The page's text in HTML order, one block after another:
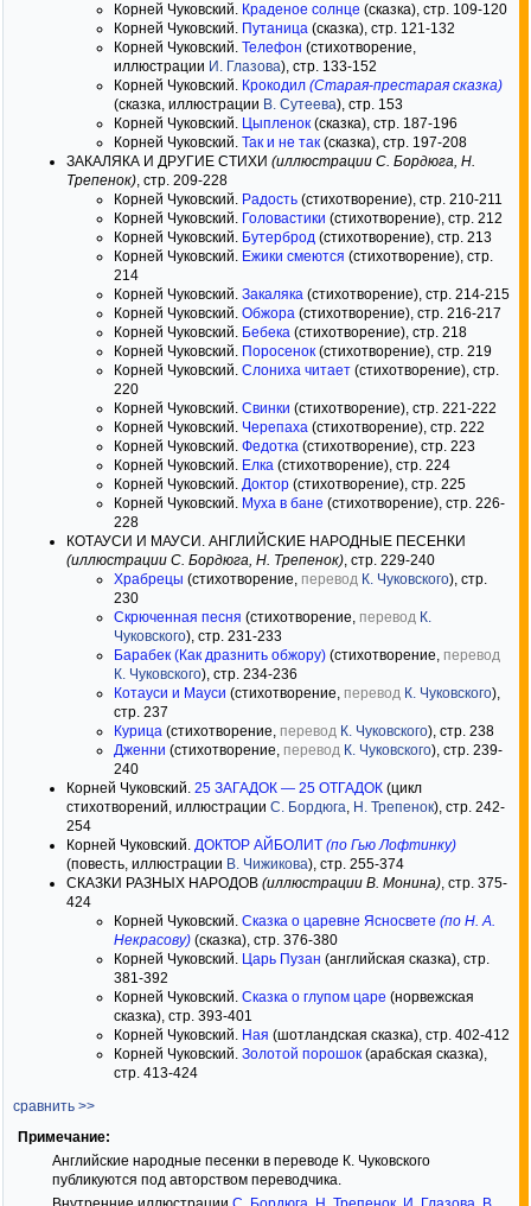
Корней Чуковский. Краденое солнце (сказка), стр. 109-120
Корней Чуковский. Путаница (сказка), стр. 121-132
Корней Чуковский. Телефон (стихотворение,
иллюстрации И. Глазова), стр. 133-152
Корней Чуковский. Крокодил (Старая-престарая сказка)
(сказка, иллюстрации В. Сутеева), стр. 153
Корней Чуковский. Цыпленок (сказка), стр. 187-196
Корней Чуковский. Так и не так (сказка), стр. 197-208
ЗАКАЛЯКА И ДРУГИЕ СТИХИ (иллюстрации С. Бордюга, Н.
Трепенок), стр. 209-228
Корней Чуковский. Радость (стихотворение), стр. 210-211
Корней Чуковский. Головастики (стихотворение), стр. 212
Корней Чуковский. Бутерброд (стихотворение), стр. 213
Корней Чуковский. Ежики смеются (стихотворение), стр.
214
Корней Чуковский. Закаляка (стихотворение), стр. 214-215
Корней Чуковский. Обжора (стихотворение), стр. 216-217
Корней Чуковский. Бебека (стихотворение), стр. 218
Корней Чуковский. Поросенок (стихотворение), стр. 219
Корней Чуковский. Слониха читает (стихотворение), стр.
220
Корней Чуковский. Свинки (стихотворение), стр. 221-222
Корней Чуковский. Черепаха (стихотворение), стр. 222
Корней Чуковский. Федотка (стихотворение), стр. 223
Корней Чуковский. Елка (стихотворение), стр. 224
Корней Чуковский. Доктор (стихотворение), стр. 225
Корней Чуковский. Муха в бане (стихотворение), стр. 226-
228
КОТАУСИ И МАУСИ. АНГЛИЙСКИЕ НАРОДНЫЕ ПЕСЕНКИ
(иллюстрации С. Бордюга, Н. Трепенок), стр. 229-240
Храбрецы (стихотворение, перевод К. Чуковского), стр.
230
Скрюченная песня (стихотворение, перевод К.
Чуковского), стр. 231-233
Барабек (Как дразнить обжору) (стихотворение, перевод
К. Чуковского), стр. 234-236
Котауси и Мауси (стихотворение, перевод К. Чуковского),
стр. 237
Курица (стихотворение, перевод К. Чуковского), стр. 238
Дженни (стихотворение, перевод К. Чуковского), стр. 239-
240
Корней Чуковский. 25 ЗАГАДОК — 25 ОТГАДОК (цикл
стихотворений, иллюстрации С. Бордюга, Н. Трепенок), стр. 242-
254
Корней Чуковский. ДОКТОР АЙБОЛИТ (по Гью Лофтинку)
(повесть, иллюстрации В. Чижикова), стр. 255-374
СКАЗКИ РАЗНЫХ НАРОДОВ (иллюстрации В. Монина), стр. 375-
424
Корней Чуковский. Сказка о царевне Ясносвете (по Н. А.
Некрасову) (сказка), стр. 376-380
Корней Чуковский. Царь Пузан (английская сказка), стр.
381-392
Корней Чуковский. Сказка о глупом царе (норвежская
сказка), стр. 393-401
Корней Чуковский. Ная (шотландская сказка), стр. 402-412
Корней Чуковский. Золотой порошок (арабская сказка),
стр. 413-424
сравнить >>
Примечание:
Английские народные песенки в переводе К. Чуковского
публикуются под авторством переводчика.